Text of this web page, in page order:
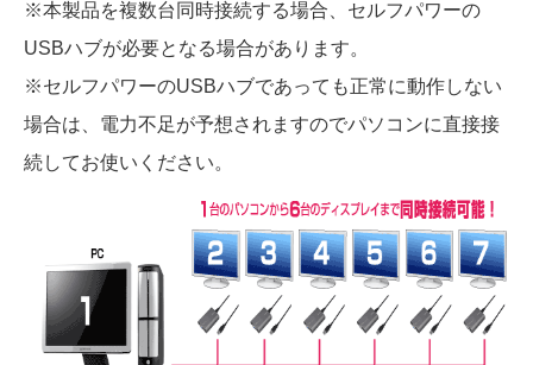
※本製品を複数台同時接続する場合、セルフパワーの
USBハブが必要となる場合があります。
※セルフパワーのUSBハブであっても正常に動作しない
場合は、電力不足が予想されますのでパソコンに直接接
続してお使いください。